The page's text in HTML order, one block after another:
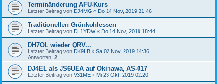
Terminänderung AFU-Kurs
Letzter Beitrag von DJ4MG « Do 14 Nov, 2019 21:46
Traditionellen Grünkohlessen
Letzter Beitrag von DL1YDW« Do 14 Nov, 2019 18:44
DH7OL wieder QRV...
Letzter Beitrag von DK9LB « Sa 02 Nov, 2019 14:36
Antworten: 2
DJ4EL als JS6UEA auf Okinawa, AS-017
Letzter Beitrag von V31ME « Mi 23 Okt, 2019 02:20